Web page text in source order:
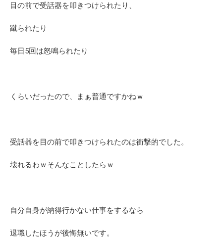
目の前で受話器を叩きつけられたり、
蹴られたり
毎日5回は怒鳴られたり
くらいだったので、まぁ普通ですかねｗ
受話器を目の前で叩きつけられたのは衝撃的でした。
壊れるわｗそんなことしたらｗ
自分自身が納得行かない仕事をするなら
退職したほうが後悔無いです。